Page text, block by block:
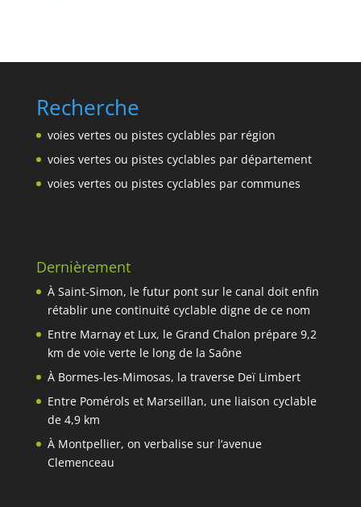
Recherche
voies vertes ou pistes cyclables par région
voies vertes ou pistes cyclables par département
voies vertes ou pistes cyclables par communes
Dernièrement
À Saint-Simon, le futur pont sur le canal doit enfin
rétablir une continuité cyclable digne de ce nom
Entre Marnay et Lux, le Grand Chalon prépare 9,2
km de voie verte le long de la Saône
À Bormes-les-Mimosas, la traverse Deï Limbert
Entre Pomérols et Marseillan, une liaison cyclable
de 4,9 km
À Montpellier, on verbalise sur l’avenue
Clemenceau